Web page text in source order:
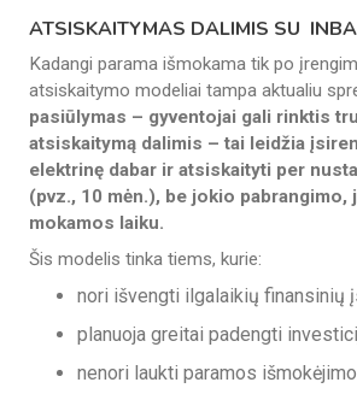
ATSISKAITYMAS DALIMIS SU
Kadangi parama išmokama tik po
atsiskaitymo modeliai tampa aktualiu
pasiūlymas – gyventojai gali rinktis
atsiskaitymą dalimis – tai leidžia
elektrinę dabar ir atsiskaityti per
(pvz., 10 mėn.), be jokio pabrangimo,
mokamos laiku.
Šis modelis tinka tiems, kurie:
nori išvengti ilgalaikių finansinių
planuoja greitai padengti
nenori laukti paramos